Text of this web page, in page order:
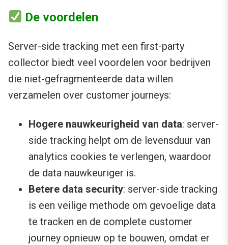
De voordelen
Server-side tracking met een first-party
collector biedt veel voordelen voor bedrijven
die niet-gefragmenteerde data willen
verzamelen over customer journeys:
Hogere nauwkeurigheid van data: server-
side tracking helpt om de levensduur van
analytics cookies te verlengen, waardoor
de data nauwkeuriger is.
Betere data security: server-side tracking
is een veilige methode om gevoelige data
te tracken en de complete customer
journey opnieuw op te bouwen, omdat er